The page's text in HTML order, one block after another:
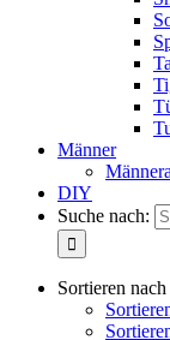
Männer
DIY
Suche nach:
Sortieren nach